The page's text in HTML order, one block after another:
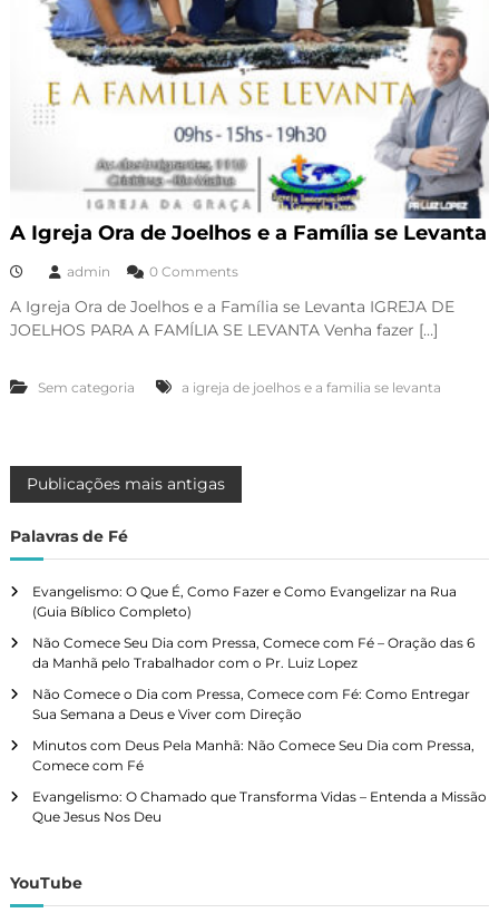
A Igreja Ora de Joelhos e a Família se Levanta
admin 0 Comments
A Igreja Ora de Joelhos e a Família se Levanta IGREJA DE
JOELHOS PARA A FAMÍLIA SE LEVANTA Venha fazer […]
Sem categoria a igreja de joelhos e a familia se levanta
N
a
v
e
g
a
ç
o
Publicações mais antigas
Palavras de Fé
Evangelismo: O Que É, Como Fazer e Como Evangelizar na Rua
(Guia Bíblico Completo)
Não Comece Seu Dia com Pressa, Comece com Fé – Oração das 6
da Manhã pelo Trabalhador com o Pr. Luiz Lopez
Não Comece o Dia com Pressa, Comece com Fé: Como Entregar
Sua Semana a Deus e Viver com Direção
Minutos com Deus Pela Manhã: Não Comece Seu Dia com Pressa,
Comece com Fé
Evangelismo: O Chamado que Transforma Vidas – Entenda a Missão
Que Jesus Nos Deu
YouTube